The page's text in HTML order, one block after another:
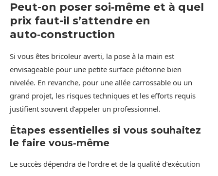
Peut-on poser soi‑même et à quel
prix faut-il s’attendre en
auto‑construction
Si vous êtes bricoleur averti, la pose à la main est
envisageable pour une petite surface piétonne bien
nivelée. En revanche, pour une allée carrossable ou un
grand projet, les risques techniques et les efforts requis
justifient souvent d’appeler un professionnel.
Étapes essentielles si vous souhaitez
le faire vous‑même
Le succès dépendra de l’ordre et de la qualité d’exécution